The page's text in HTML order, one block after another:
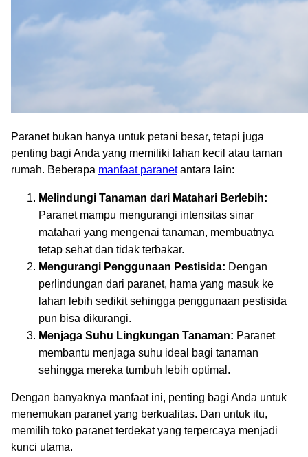
Paranet bukan hanya untuk petani besar, tetapi juga
penting bagi Anda yang memiliki lahan kecil atau taman
rumah. Beberapa manfaat paranetantara lain:
Melindungi Tanaman dari Matahari Berlebih:
Paranet mampu mengurangi intensitas sinar
matahari yang mengenai tanaman, membuatnya
tetap sehat dan tidak terbakar.
Mengurangi Penggunaan Pestisida: Dengan
perlindungan dari paranet, hama yang masuk ke
lahan lebih sedikit sehingga penggunaan pestisida
pun bisa dikurangi.
Menjaga Suhu Lingkungan Tanaman: Paranet
membantu menjaga suhu ideal bagi tanaman
sehingga mereka tumbuh lebih optimal.
Dengan banyaknya manfaat ini, penting bagi Anda untuk
menemukan paranet yang berkualitas. Dan untuk itu,
memilih toko paranet terdekat yang terpercaya menjadi
kunci utama.